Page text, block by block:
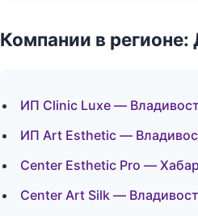
Компании в
ИП Clinic Luxe —
ИП Art Esthetic —
Center Esthetic Pro —
Center Art Silk —